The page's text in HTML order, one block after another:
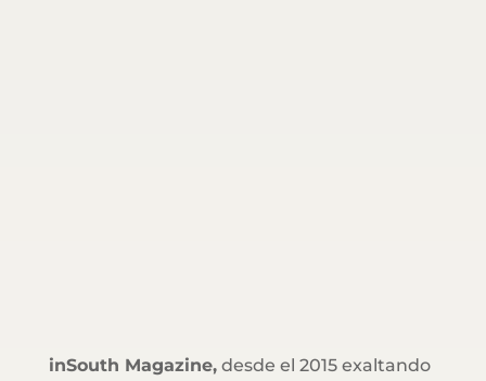
inSouth Magazine,desde el 2015 exaltando